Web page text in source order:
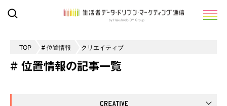
TOP # 位置情報 クリエイティブ
# 位置情報の記事一覧